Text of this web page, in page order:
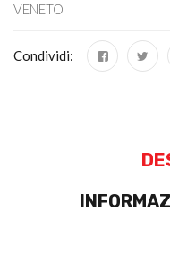
VENETO
Condividi: